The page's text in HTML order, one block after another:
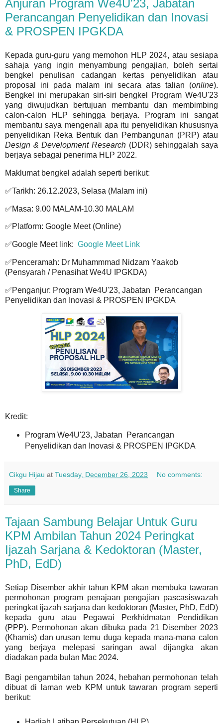
Anjuran Program We4U'23, Jabatan
Perancangan Penyelidikan dan Inovasi
& PROSPEN IPGKDA
Kepada guru-guru yang memohon HLP 2024, atau sesiapa
sahaja yang ingin menyambung pengajian, boleh sertai
bengkel penulisan cadangan kertas penyelidikan atau
proposal ini pada malam ini secara atas talian (online).
Bengkel ini merupakan siri-siri bengkel Program We4U'23
yang diwujudkan bertujuan membantu dan membimbing
calon-calon HLP sehingga berjaya. Program ini sangat
membantu saya mengenali apa itu penyelidikan khususnya
penyelidikan Reka Bentuk dan Pembangunan (PRP) atau
Design & Development Research (DDR) sehinggalah saya
berjaya sebagai penerima HLP 2022.
Maklumat bengkel adalah seperti berikut:
✅Tarikh: 26.12.2023, Selasa (Malam ini)
✅Masa: 9.00 MALAM-10.30 MALAM
✅Platform: Google Meet (Online)
✅Google Meet link: Google Meet Link
✅Penceramah: Dr Muhammmad Nidzam Yaakob
(Pensyarah / Penasihat We4U IPGKDA)
✅Penganjur: Program We4U'23, Jabatan Perancangan
Penyelidikan dan Inovasi & PROSPEN IPGKDA
Kredit:
Program We4U'23, Jabatan Perancangan
Penyelidikan dan Inovasi & PROSPEN IPGKDA
Cikgu Hijau at Tuesday, December 26, 2023 No comments:
Share
Tajaan Sambung Belajar Untuk Guru
KPM Ambilan Tahun 2024 Peringkat
Ijazah Sarjana & Kedoktoran (Master,
PhD, EdD)
Setiap Disember akhir tahun KPM akan membuka tawaran
permohonan program penajaan pengajian pascasiswazah
peringkat ijazah sarjana dan kedoktoran (Master, PhD, EdD)
kepada guru atau Pegawai Perkhidmatan Pendidikan
(PPP). Permohonan akan dibuka pada 21 Disember 2023
(Khamis) dan urusan temu duga kepada mana-mana calon
yang berjaya melepasi saringan awal dijangka akan
diadakan pada bulan Mac 2024.
Bagi pengambilan tahun 2024, hebahan permohonan telah
dibuat di laman web KPM untuk tawaran program seperti
berikut: